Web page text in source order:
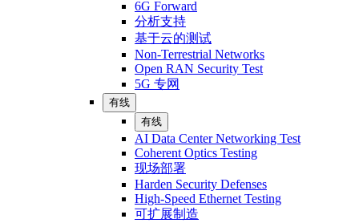
6G Forward
分析支持
基于云的测试
Non-Terrestrial Networks
Open RAN Security Test
5G 专网
有线
有线
AI Data Center Networking Test
Coherent Optics Testing
现场部署
Harden Security Defenses
High-Speed Ethernet Testing
可扩展制造